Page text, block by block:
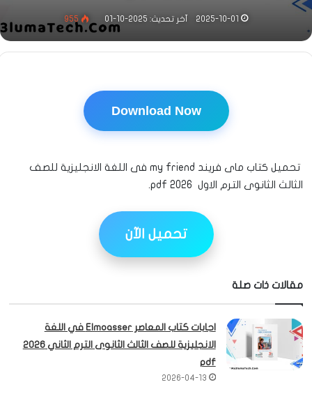
2025-10-01 آخر تحديث: 2025-10-01 955
Download Now
تحميل كتاب ماى فريند my friend فى اللغة الانجليزية للصف
الثالث الثانوى الترم الاول 2026 pdf.
تحميل الآن
مقالات ذات صلة
اجابات كتاب المعاصر Elmoasser في اللغة
الانجليزية للصف الثالث الثانوى الترم الثاني 2026
pdf
2026-04-13